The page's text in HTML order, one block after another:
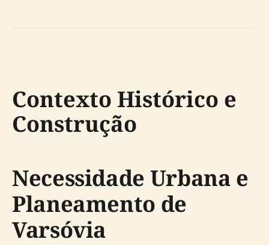
Contexto Histórico e
Construção
Necessidade Urbana e
Planeamento de
Varsóvia